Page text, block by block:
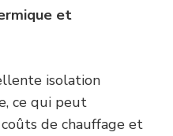
et
isolation
ce qui peut
de chauffage et